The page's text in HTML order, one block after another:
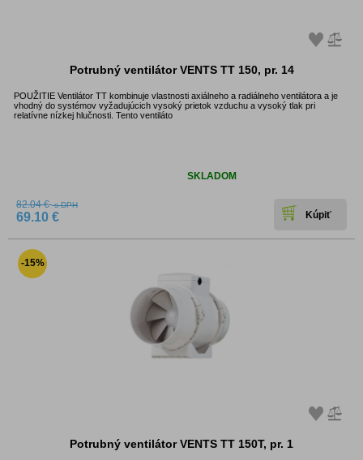
Potrubný ventilátor VENTS TT 150, pr. 14
POUŽITIE Ventilátor TT kombinuje vlastnosti axiálneho a radiálneho ventilátora a je
vhodný do systémov vyžadujúcich vysoký prietok vzduchu a vysoký tlak pri
relatívne nízkej hlučnosti. Tento ventiláto
SKLADOM
82.04 €s DPH
69.10 €
-15%
Potrubný ventilátor VENTS TT 150T, pr. 1